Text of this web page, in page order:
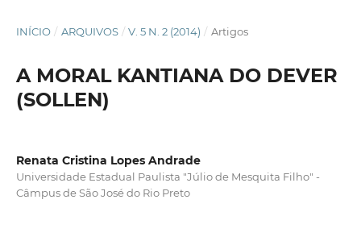
INÍCIO / ARQUIVOS / V. 5 N. 2 (2014) / Artigos
A MORAL KANTIANA DO DEVER
(SOLLEN)
Renata Cristina Lopes Andrade
Universidade Estadual Paulista "Júlio de Mesquita Filho" -
Câmpus de São José do Rio Preto